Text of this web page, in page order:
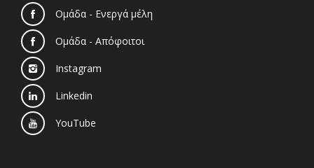
Ομάδα - Ενεργά μέλη
Ομάδα - Απόφοιτοι
Instagram
Linkedin
YouTube